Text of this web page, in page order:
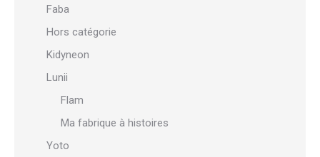
Faba
Hors catégorie
Kidyneon
Lunii
Flam
Ma fabrique à histoires
Yoto